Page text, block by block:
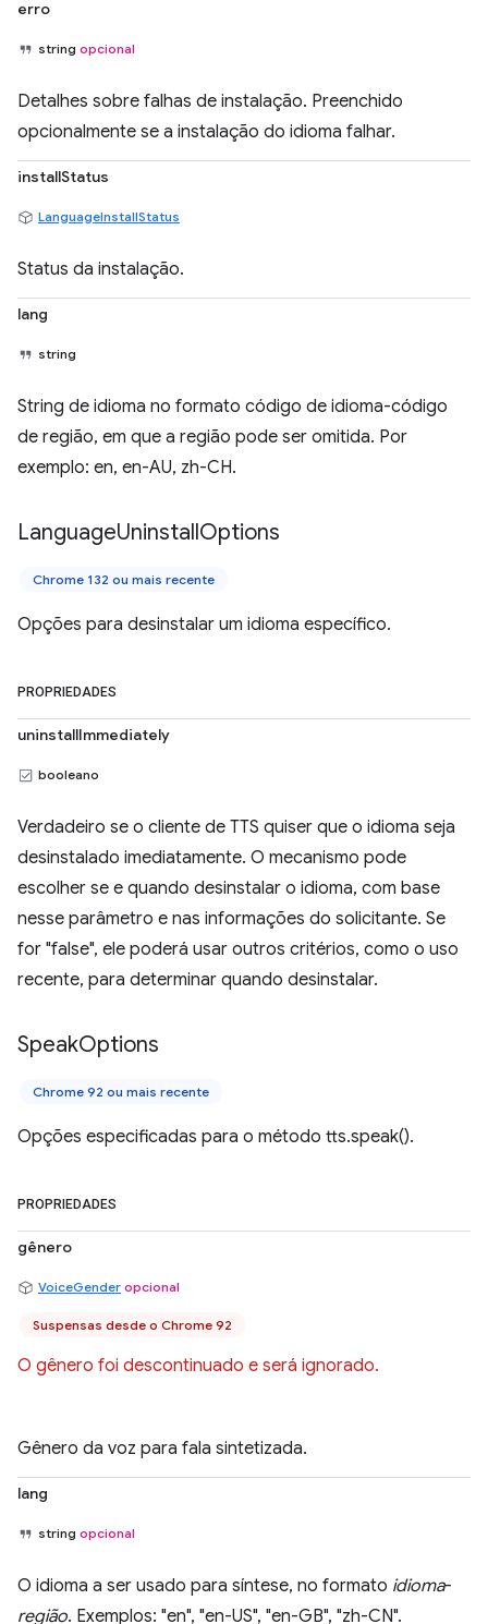
erro
string opcional
Detalhes sobre falhas de instalação. Preenchido
opcionalmente se a instalação do idioma falhar.
installStatus
LanguageInstallStatus
Status da instalação.
lang
string
String de idioma no formato código de idioma-código
de região, em que a região pode ser omitida. Por
exemplo: en, en-AU, zh-CH.
LanguageUninstallOptions
Chrome 132 ou mais recente
Opções para desinstalar um idioma específico.
PROPRIEDADES
uninstallImmediately
booleano
Verdadeiro se o cliente de TTS quiser que o idioma seja
desinstalado imediatamente. O mecanismo pode
escolher se e quando desinstalar o idioma, com base
nesse parâmetro e nas informações do solicitante. Se
for "false", ele poderá usar outros critérios, como o uso
recente, para determinar quando desinstalar.
SpeakOptions
Chrome 92 ou mais recente
Opções especificadas para o método tts.speak().
PROPRIEDADES
gênero
VoiceGender opcional
Suspensas desde o Chrome 92
O gênero foi descontinuado e será ignorado.
Gênero da voz para fala sintetizada.
lang
string opcional
O idioma a ser usado para síntese, no formato idioma-
região. Exemplos: "en", "en-US", "en-GB", "zh-CN".